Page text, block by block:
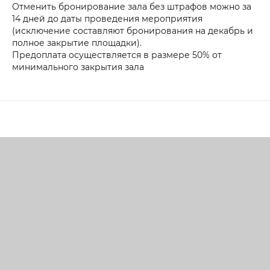
Отменить бронирование зала без штрафов можно за
14 дней до даты проведения мероприятия
(исключение составляют бронирования на декабрь и
полное закрытие площадки).
Предоплата осуществляется в размере 50% от
минимального закрытия зала